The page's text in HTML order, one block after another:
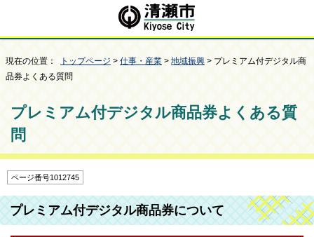
現在の位置： トップページ > 仕事・産業 > 地域振興 > プレミアム付デジタル商
品券よくある質問
プレミアム付デジタル商品券よくある質
問
ページ番号1012745
プレミアム付デジタル商品券について